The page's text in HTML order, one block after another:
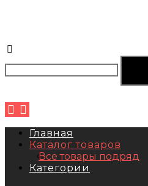
Главная
Каталог товаров
Все товары подряд
Категории